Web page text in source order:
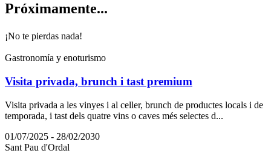
Próximamente...
¡No te pierdas nada!
Gastronomía y enoturismo
Visita privada, brunch i tast premium
Visita privada a les vinyes i al celler, brunch de productes locals i de
temporada, i tast dels quatre vins o caves més selectes d...
01/07/2025 - 28/02/2030
Sant Pau d'Ordal